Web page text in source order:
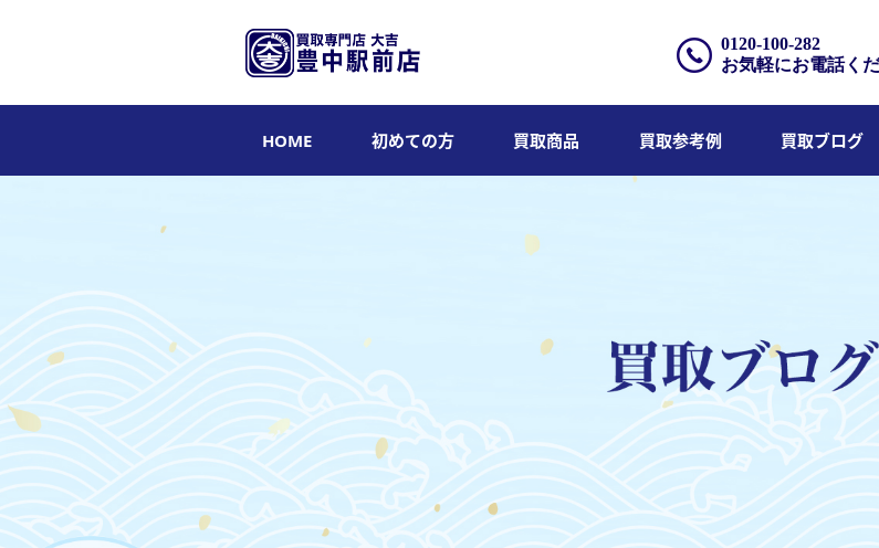
0120-100-282
お気軽にお電話く
HOME 初めての方 買取商品 買取参考例 買取ブログ